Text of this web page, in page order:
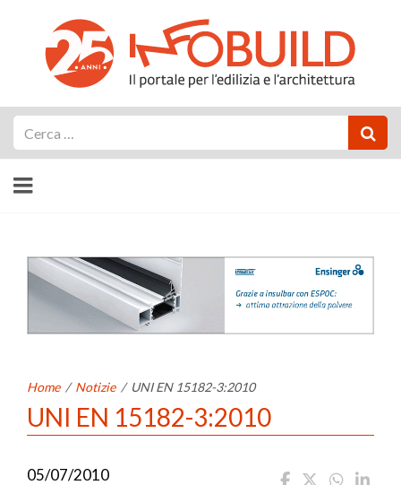
Home / Notizie / UNI EN 15182-3:2010
UNI EN 15182-3:2010
05/07/2010